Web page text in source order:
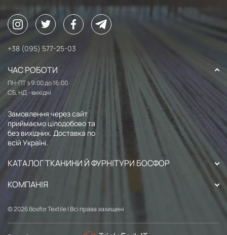
+38 (095) 577-25-03
ЧАС РОБОТИ
ПН-ПТ з 9:00 до 16:00
СБ, НД - вихідні
Замовлення через сайт
приймаємо цілодобово та
без вихідних. Доставка по
всій Україні.
КАТАЛОГ ТКАНИНИ Й ФУРНІТУРИ БОСФОР
КОМПАНІЯ
© 2026 Bosfor Textile | Всі права захищені